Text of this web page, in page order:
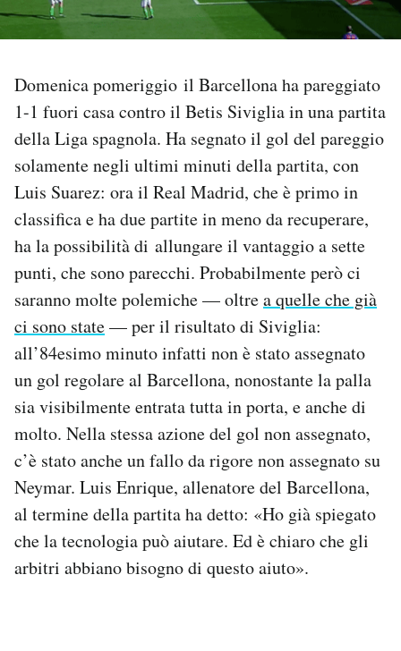
PODCAST
NEWSLETTER
I MIEI PREFERITI
SHOP
CALENDARIO
AREA PERSONALE
Newsletter
Notifiche mobile
Regala il Post
Hai bisogno di aiuto?
Esci
Domenica pomeriggio il Barcellona ha pareggiato
1-1 fuori casa contro il Betis Siviglia in una partita
della Liga spagnola. Ha segnato il gol del pareggio
solamente negli ultimi minuti della partita, con
Luis Suarez: ora il Real Madrid, che è primo in
classifica e ha due partite in meno da recuperare,
ha la possibilità di allungare il vantaggio a sette
punti, che sono parecchi. Probabilmente però ci
saranno molte polemiche — oltrea quelle che già
ci sono state— per il risultato di Siviglia:
all’84esimo minuto infatti non è stato assegnato
un gol regolare al Barcellona, nonostante la palla
sia visibilmente entrata tutta in porta, e anche di
molto. Nella stessa azione del gol non assegnato,
c’è stato anche un fallo da rigore non assegnato su
Neymar. Luis Enrique, allenatore del Barcellona,
al termine della partita ha detto: «Ho già spiegato
che la tecnologia può aiutare. Ed è chiaro che gli
arbitri abbiano bisogno di questo aiuto».